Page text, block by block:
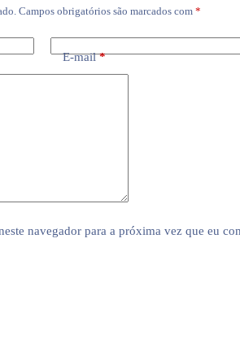
Campos obrigatórios são marcados com *
E-mail*
navegador para a próxima vez que eu